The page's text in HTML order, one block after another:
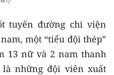
tuyến đường chi viện
một “tiểu đội thép”
13 nữ và 2 nam thanh
những đội viên xuất